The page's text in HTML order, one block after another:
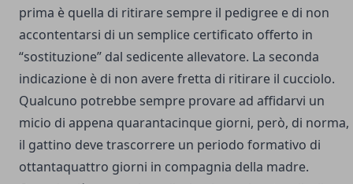
prima è quella di ritirare sempre il pedigree e di non
accontentarsi di un semplice certificato offerto in
“sostituzione” dal sedicente allevatore. La seconda
indicazione è di non avere fretta di ritirare il cucciolo.
Qualcuno potrebbe sempre provare ad affidarvi un
micio di appena quarantacinque giorni, però, di norma,
il gattino deve trascorrere un periodo formativo di
ottantaquattro giorni in compagnia della madre.